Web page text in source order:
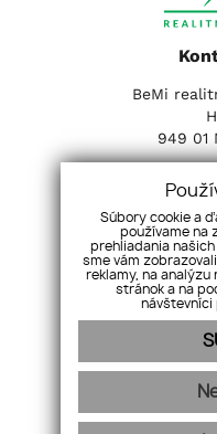
Súbory cookie a
používame na
prehliadania
sme vám
reklamy, na
stránok a na
návštevníci
BeMi
949 01